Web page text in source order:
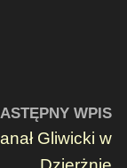
WPIS
Gliwicki w